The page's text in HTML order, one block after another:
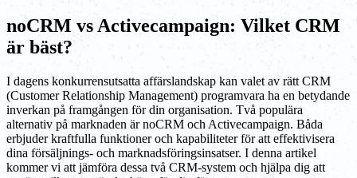
noCRM vs Activecampaign: Vilket CRM
är bäst?
I dagens konkurrensutsatta affärslandskap kan valet av rätt CRM
(Customer Relationship Management) programvara ha en betydande
inverkan på framgången för din organisation. Två populära
alternativ på marknaden är noCRM och Activecampaign. Båda
erbjuder kraftfulla funktioner och kapabiliteter för att effektivisera
dina försäljnings- och marknadsföringsinsatser. I denna artikel
kommer vi att jämföra dessa två CRM-system och hjälpa dig att